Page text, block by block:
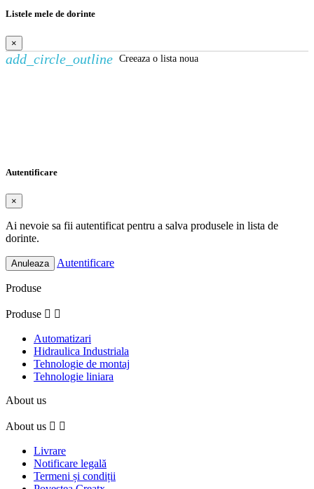
Listele mele de dorinte
×
add_circle_outline Creeaza o lista noua
Autentificare
×
Ai nevoie sa fii autentificat pentru a salva produsele in lista de
dorinte.
Anuleaza Autentificare
Produse
Produse  
Automatizari
Hidraulica Industriala
Tehnologie de montaj
Tehnologie liniara
About us
About us  
Livrare
Notificare legală
Termeni și condiții